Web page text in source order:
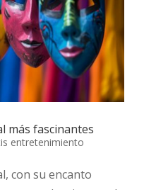
más fascinantes
entretenimiento
con su encanto